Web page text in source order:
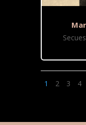
1 2 3 4